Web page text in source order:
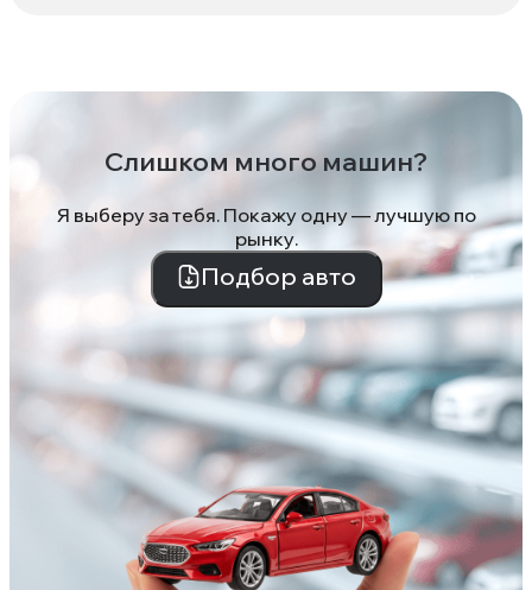
Слишком много машин?
Я выберу за тебя. Покажу одну — лучшую по
рынку.
Подбор авто